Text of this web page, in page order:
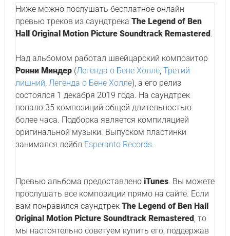
Ниже можно послушать бесплатное онлайн
превью треков из саундтрека The Legend of Ben
Hall Original Motion Picture Soundtrack Remastered.
Над альбомом работал швейцарский композитор
Ронни Миндер(Легенда о Бене Холле, Третий
лишний, Легенда о Бене Холле), а его релиз
состоялся 1 декабря 2019 года. На саундтрек
попало 35 композиций общей длительностью
более часа. Подборка является компиляцией
оригинальной музыки. Выпуском пластинки
занимался лейбл Esperanto Records.
Превью альбома предоставлено iTunes. Вы можете
прослушать все композиции прямо на сайте. Если
вам понравился саундтрек The Legend of Ben Hall
Original Motion Picture Soundtrack Remastered, то
мы настоятельно советуем купить его, поддержав